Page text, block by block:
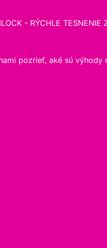
- RÝCHLE TESNENIE
pozrieť, aké sú výhody